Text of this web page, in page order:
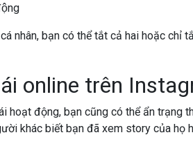
nhân, bạn có thể tắt cả hai hoặc chỉ
online trên
hoạt động, bạn cũng có thể ẩn trạng
khác biết bạn đã xem story của họ